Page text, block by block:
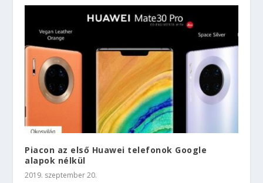
Piacon az első Huawei telefonok Google
alapok nélkül
2019. szeptember 20.